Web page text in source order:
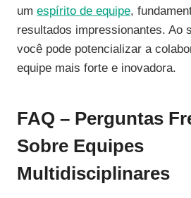
um espírito de equipe,
resultados impressionantes. Ao
você pode potencializar a
equipe mais forte e inovadora.
FAQ – Perguntas
Sobre Equipes
Multidisciplinares